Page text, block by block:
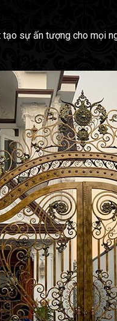
sự ấn tượng cho mọi